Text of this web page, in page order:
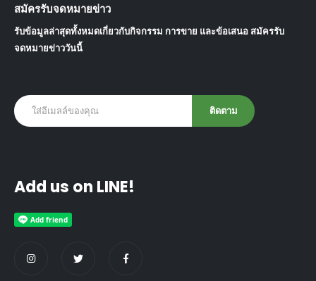
สมัครรับจดหมายข่าว
รับข้อมูลล่าสุดทั้งหมดเกี่ยวกับกิจกรรม การขาย และข้อเสนอ สมัครรับ
จดหมายข่าววันนี้
Add us on LINE!